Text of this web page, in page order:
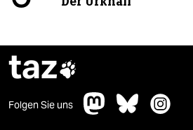
taz
Folgen Sie uns